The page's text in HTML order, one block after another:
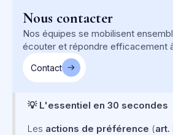
Nous contacter
Nos équipes se mobilisent
écouter et répondre efficacement
Contact
💡 L'essentiel en 30 secondes
Les actions de préférence (art.